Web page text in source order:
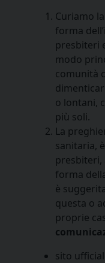
Curiamo la
forma
presbiteri
modo
comunità
o lontani,
più soli.
La
sanitaria,
presbiteri,
forma
è
questa o
proprie
sito